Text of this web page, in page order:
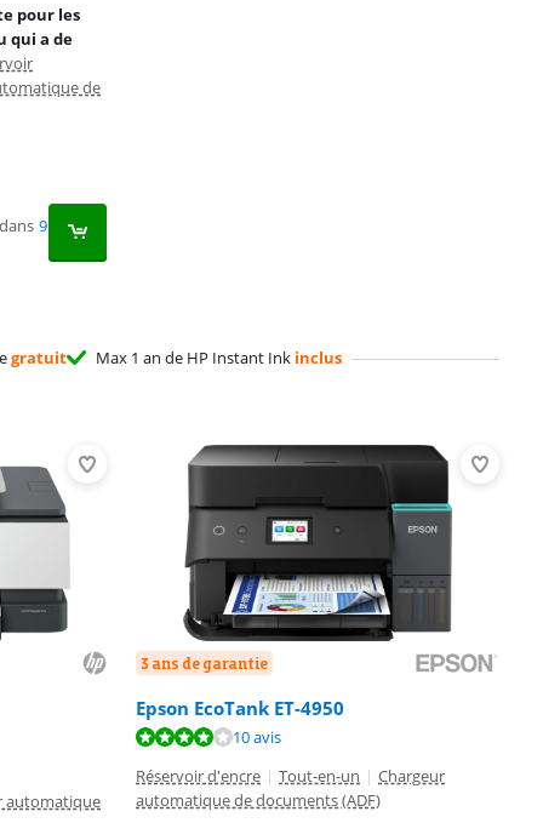
pour les
qui a de
de
9
gratuit Max 1 an de HP Instant Ink inclus
automatique
3 ans de garantie
Epson EcoTank ET-4950
10 avis
Réservoir d'encre | Tout-en-un | Chargeur
automatique de documents (ADF)